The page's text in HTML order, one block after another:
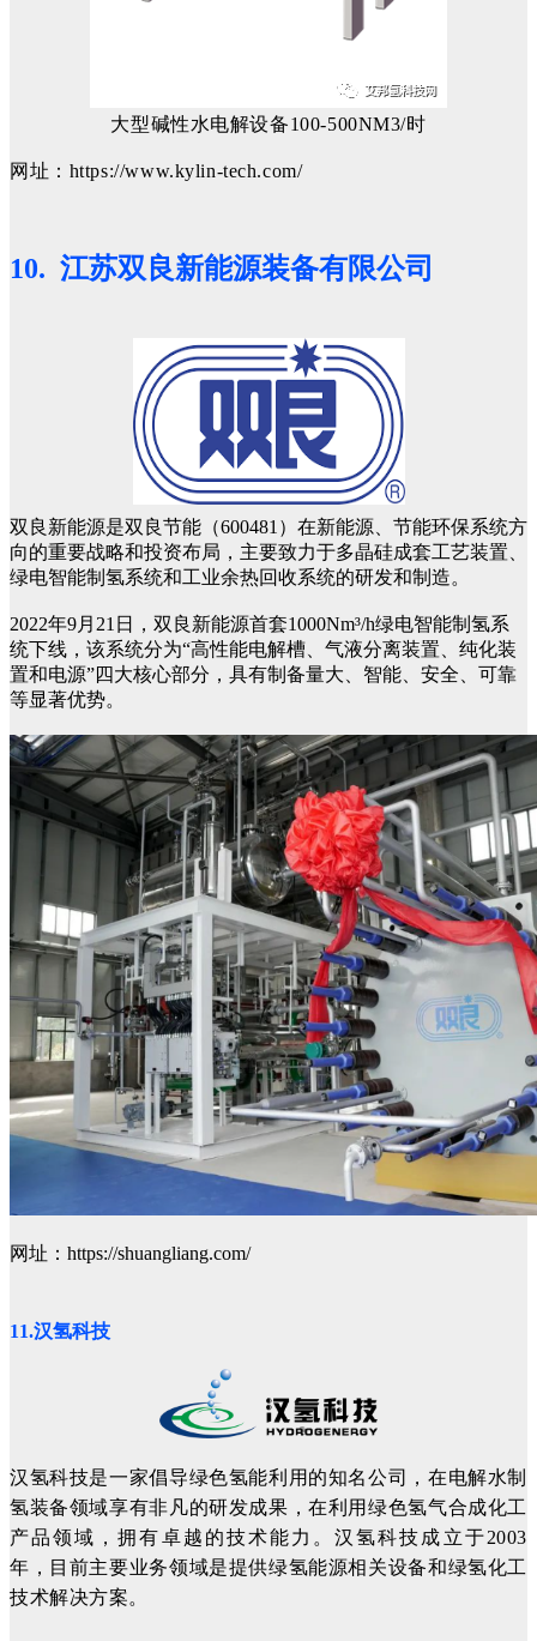
大型碱性水电解设备100-500NM3/时
网址：https://www.kylin-tech.com/
10. 江苏双良新能源装备有限公司
双良新能源是双良节能（600481）在新能源、节能环保系统方
向的重要战略和投资布局，主要致力于多晶硅成套工艺装置、
绿电智能制氢系统和工业余热回收系统的研发和制造。
2022年9月21日，双良新能源首套1000Nm³/h绿电智能制氢系
统下线，该系统分为“高性能电解槽、气液分离装置、纯化装
置和电源”四大核心部分，具有制备量大、智能、安全、可靠
等显著优势。
网址：https://shuangliang.com/
11.汉氢科技
汉氢科技是一家倡导绿色氢能利用的知名公司，在电解水制
氢装备领域享有非凡的研发成果，在利用绿色氢气合成化工
产品领域，拥有卓越的技术能力。汉氢科技成立于2003
年，目前主要业务领域是提供绿氢能源相关设备和绿氢化工
技术解决方案。